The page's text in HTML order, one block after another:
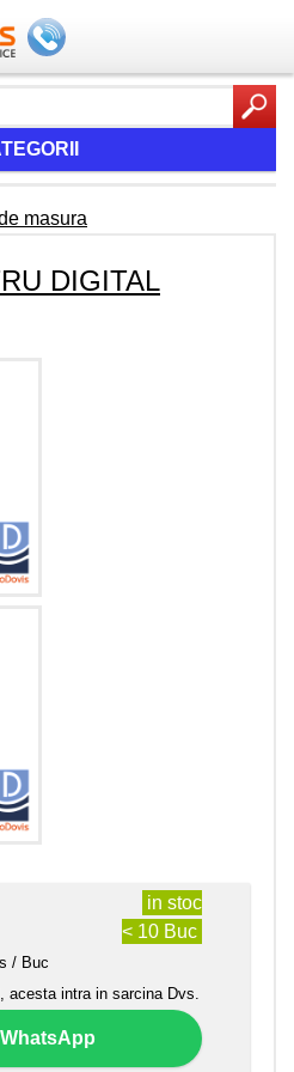
masura
DIGITAL
in stoc
< 10 Buc
/ Buc
acesta intra in sarcina Dvs.